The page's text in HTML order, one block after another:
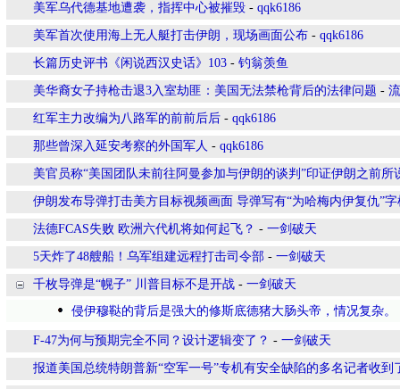
美军乌代德基地遭袭，指挥中心被摧毁 - qqk6186
美军首次使用海上无人艇打击伊朗，现场画面公布 - qqk6186
长篇历史评书《闲说西汉史话》103 - 钓翁羡鱼
美华裔女子持枪击退3入室劫匪：美国无法禁枪背后的法律问题 -
红军主力改编为八路军的前前后后 - qqk6186
那些曾深入延安考察的外国军人 - qqk6186
美官员称“美国团队未前往阿曼参加与伊朗的谈判”印证伊朗之前所
伊朗发布导弹打击美方目标视频画面 导弹写有“为哈梅内伊复仇”字
法德FCAS失败 欧洲六代机将如何起飞？ - 一剑破天
5天炸了48艘船！乌军组建远程打击司令部 - 一剑破天
千枚导弹是“幌子” 川普目标不是开战 - 一剑破天
侵伊穆鞑的背后是强大的修斯底德猪大肠头帝，情况复杂。
F-47为何与预期完全不同？设计逻辑变了？ - 一剑破天
报道美国总统特朗普新“空军一号”专机有安全缺陷的多名记者收到